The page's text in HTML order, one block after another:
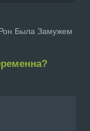
Была Замужем